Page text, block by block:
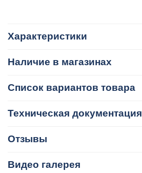
Характеристики
Наличие в магазинах
Список вариантов товара
Техническая документация
Отзывы
Видео галерея